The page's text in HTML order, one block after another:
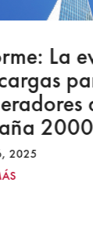
La
2025